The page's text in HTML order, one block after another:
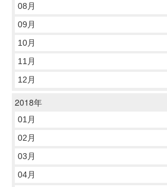
08月
09月
10月
11月
12月
2018年
01月
02月
03月
04月